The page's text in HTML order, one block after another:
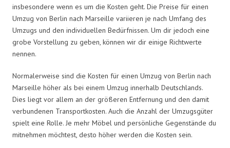
insbesondere wenn es um die Kosten geht. Die Preise für einen
Umzug von Berlin nach Marseille variieren je nach Umfang des
Umzugs und den individuellen Bedürfnissen. Um dir jedoch eine
grobe Vorstellung zu geben, können wir dir einige Richtwerte
nennen.
Normalerweise sind die Kosten für einen Umzug von Berlin nach
Marseille höher als bei einem Umzug innerhalb Deutschlands.
Dies liegt vor allem an der größeren Entfernung und den damit
verbundenen Transportkosten. Auch die Anzahl der Umzugsgüter
spielt eine Rolle. Je mehr Möbel und persönliche Gegenstände du
mitnehmen möchtest, desto höher werden die Kosten sein.